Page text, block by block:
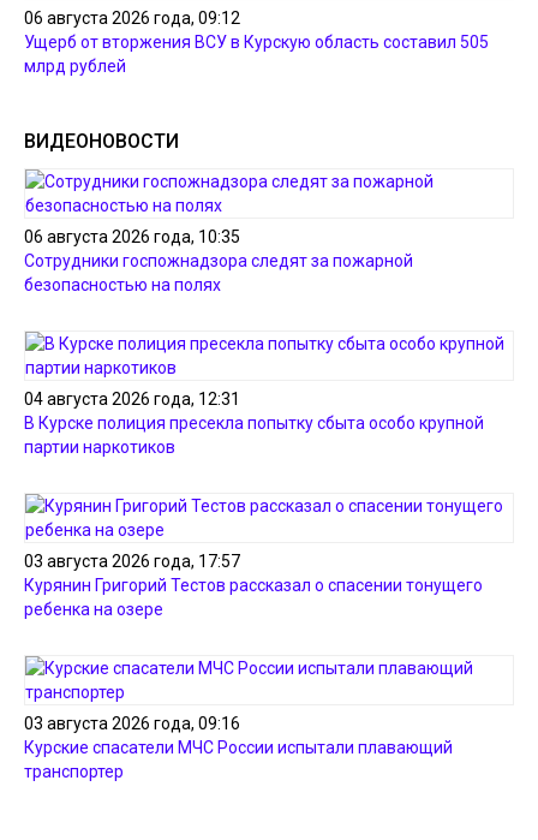
06 августа 2026 года, 09:12
Ущерб от вторжения ВСУ в Курскую область составил 505
млрд рублей
ВИДЕОНОВОСТИ
06 августа 2026 года, 10:35
Сотрудники госпожнадзора следят за пожарной
безопасностью на полях
04 августа 2026 года, 12:31
В Курске полиция пресекла попытку сбыта особо крупной
партии наркотиков
03 августа 2026 года, 17:57
Курянин Григорий Тестов рассказал о спасении тонущего
ребенка на озере
03 августа 2026 года, 09:16
Курские спасатели МЧС России испытали плавающий
транспортер